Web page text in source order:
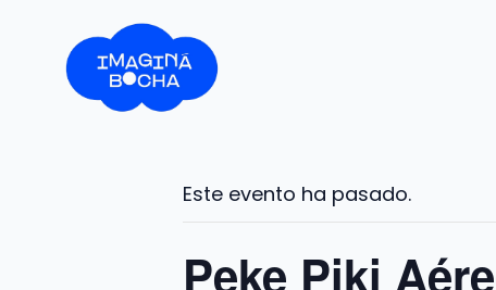
contenido
Este evento ha pasado.
Peke Piki